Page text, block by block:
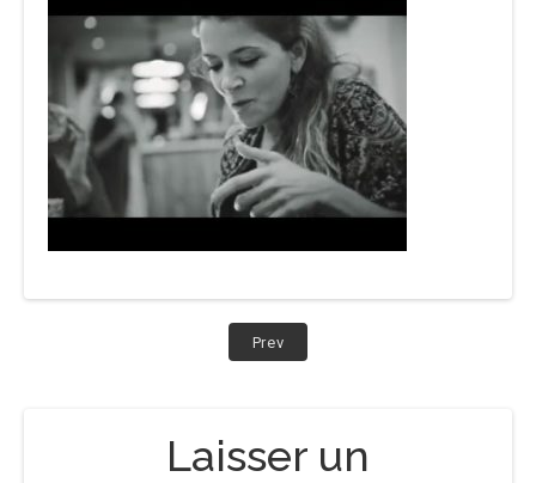
PrevPost:
Cocanha
Laisser un